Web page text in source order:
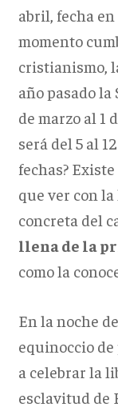
abril, fecha
momento
cristianismo,
año pasado la
de marzo al 1
será del 5 al
fechas?
que ver con
concreta del
llena de la
como la
En la noche
equinoccio
a celebrar la
esclavitud de